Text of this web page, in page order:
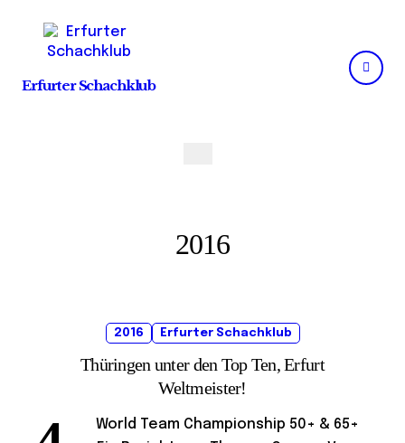
content
Erfurter Schachklub
2016
2016 Erfurter Schachklub
Thüringen unter den Top Ten, Erfurt
Weltmeister!
World Team Championship 50+ & 65+